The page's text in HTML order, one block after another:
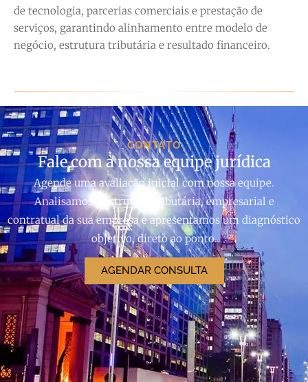
de tecnologia, parcerias comerciais e prestação de
serviços, garantindo alinhamento entre modelo de
negócio, estrutura tributária e resultado financeiro.
CONTATO
Fale com a nossa equipe jurídica
Agende uma avaliação inicial com nossa equipe.
Analisamos a estrutura tributária, empresarial e
contratual da sua empresa e apresentamos um diagnóstico
objetivo, direto ao ponto.
AGENDAR CONSULTA